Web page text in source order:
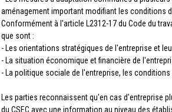
aménagement important modifiant les conditions
Conformément à l'article L2312-17 du Code du
que sont :
- Les orientations stratégiques de l'entreprise et
- La situation économique et financière de
- La politique sociale de l'entreprise, les conditions
Les parties reconnaissent qu'en cas d'entreprise
du CSEC avec une information au niveau des